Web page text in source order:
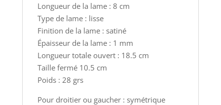
Longueur de la lame : 8 cm
Type de lame : lisse
Finition de la lame : satiné
Épaisseur de la lame : 1 mm
Longueur totale ouvert : 18.5 cm
Taille fermé 10.5 cm
Poids : 28 grs
Pour droitier ou gaucher : symétrique